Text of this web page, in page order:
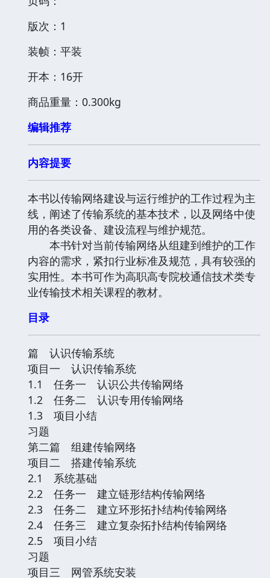
版次：1
装帧：平装
开本：16开
商品重量：0.300kg
编辑推荐
内容提要
本书以传输网络建设与运行维护的工作过程为主
线，阐述了传输系统的基本技术，以及网络中使
用的各类设备、建设流程与维护规范。
本书针对当前传输网络从组建到维护的工作
内容的需求，紧扣行业标准及规范，具有较强的
实用性。本书可作为高职高专院校通信技术类专
业传输技术相关课程的教材。
目录
篇 认识传输系统
项目一 认识传输系统
1.1 任务一 认识公共传输网络
1.2 任务二 认识专用传输网络
1.3 项目小结
习题
第二篇 组建传输网络
项目二 搭建传输系统
2.1 系统基础
2.2 任务一 建立链形结构传输网络
2.3 任务二 建立环形拓扑结构传输网络
2.4 任务三 建立复杂拓扑结构传输网络
2.5 项目小结
习题
项目三 网管系统安装